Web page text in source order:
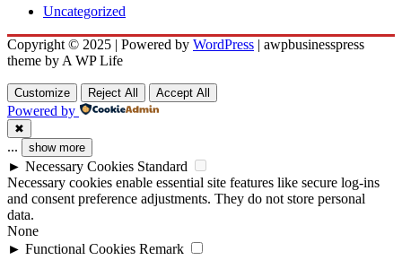
Uncategorized
Copyright © 2025 | Powered by WordPress | awpbusinesspress
theme by A WP Life
Customize Reject All Accept All
Powered by
✖
... show more
► Necessary Cookies Standard
Necessary cookies enable essential site features like secure log-ins
and consent preference adjustments. They do not store personal
data.
None
► Functional Cookies Remark